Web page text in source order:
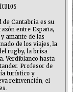
Cantabria es su
entre España,
amante de las
de los viajes, la
rugby, la brisa
Verdiblanco hasta
Profesor de
turístico y
reinvención, el